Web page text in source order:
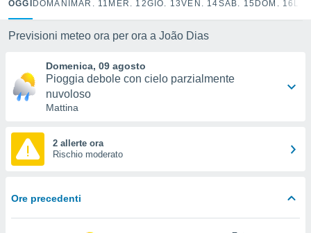
per
le
di
Web
OGGI DOMANI MAR. 11 MER. 12GIO. 13VEN. 14SAB. 15 DOM. 16
Previsioni meteo ora per ora a João Dias
Domenica, 09 agosto
Pioggia debole con cielo parzialmente
nuvoloso
Mattina
2 allerte ora
Rischio moderato
Ore precedenti